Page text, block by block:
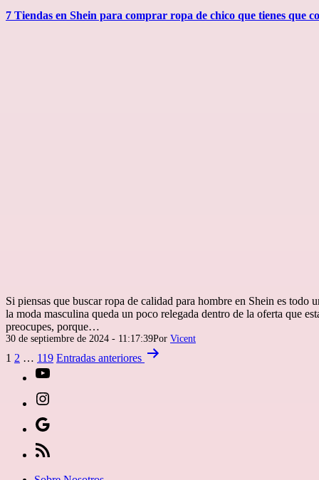
7 Tiendas en Shein para comprar ropa de chico que tienes que
Si piensas que buscar ropa de calidad para hombre en Shein es todo
la moda masculina queda un poco relegada dentro de la oferta que
preocupes, porque…
Publicada
30 de septiembre de 2024 - 11:17:39Por Vicent
Paginación
entradas
1 2 … 119 Entradas anteriores
instagram»]
fa-